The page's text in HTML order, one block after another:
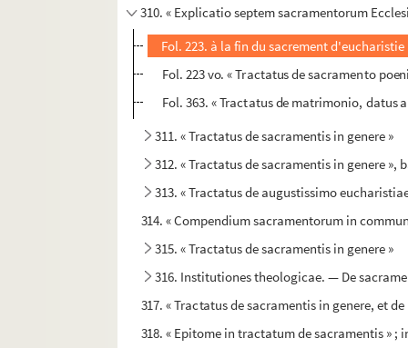
310. « Explicatio septem sacramentorum
Fol. 223. à la fin du sacrement
Fol. 223 vo. « Tractatus de sacramento
Fol. 363. « Tractatus de matrimonio, datus
311. « Tractatus de sacramentis in genere »
312. « Tractatus de sacramentis in genere
313. « Tractatus de augustissimo
314. « Compendium sacramentorum in
315. « Tractatus de sacramentis in genere »
316. Institutiones theologicae. — De
317. « Tractatus de sacramentis in genere, et
318. « Epitome in tractatum de sacramentis »